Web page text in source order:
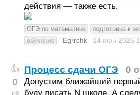
действия — также есть.
ОГЭ по математике подготовка к
обучение
Egrrchk 14 июн 2025
👍
0
Процесс сдачи ОГЭ 0
Допустим ближайший
буду писать N школе. А